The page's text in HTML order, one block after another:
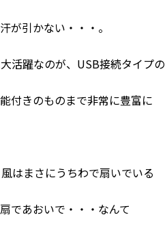
が引かない・・・。
活躍なのが、USB接続タイプの
付きのものまで非常に豊富に
はまさにうちわで扇いでいる
であおいで・・・なんて